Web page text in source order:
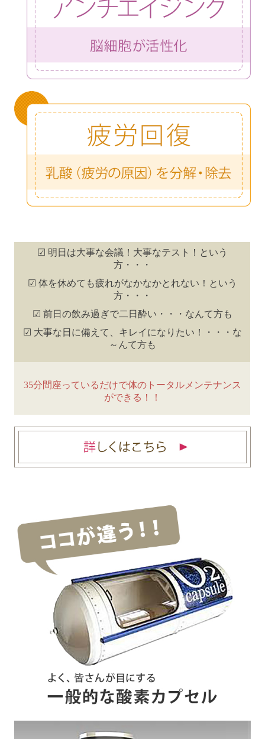
☑ 明日は大事な会議！大事なテスト！という
方・・・
☑ 体を休めても疲れがなかなかとれない！という
方・・・
☑ 前日の飲み過ぎで二日酔い・・・なんて方も
☑ 大事な日に備えて、キレイになりたい！・・・な
～んて方も
35分間座っているだけで体のトータルメンテナンス
ができる！！